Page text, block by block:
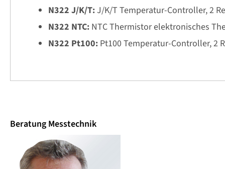
N322 J/K/T:J/K/T Temperatur-Controller, 2
N322 NTC: NTC Thermistor elektronisches
N322 Pt100: Pt100 Temperatur-Controller, 2
Beratung Messtechnik